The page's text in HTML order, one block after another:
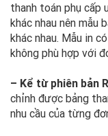
thanh toán phụ cấp
khác nhau nên mẫu
khác nhau. Mẫu in
không phù hợp với
– Kể từ phiên bản
chỉnh được bảng
nhu cầu của từng